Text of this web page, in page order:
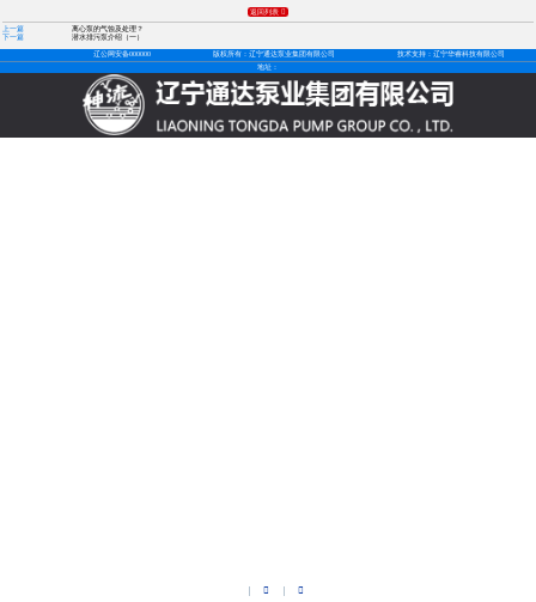
 
返回列表 
上一篇
离心泵的气蚀及处理？
下一篇
潜水排污泵介绍（一）
辽公网安备000000 版权所有：辽宁通达泵业集团有限公司
技术支持：辽宁华睿科技有限公司
地址：